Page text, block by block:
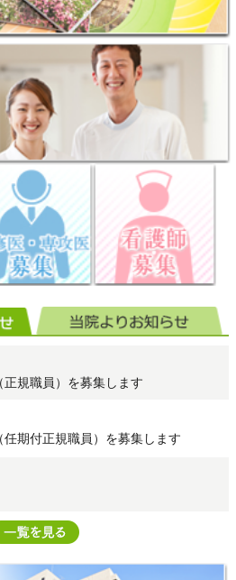
規職員）を募集します
期付正規職員）を募集します